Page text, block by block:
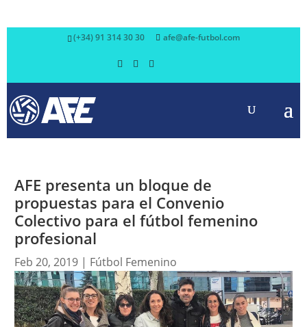
(+34) 91 314 30 30 afe@afe-futbol.com
AFE presenta un bloque de
propuestas para el Convenio
Colectivo para el fútbol femenino
profesional
Feb 20, 2019| Fútbol Femenino